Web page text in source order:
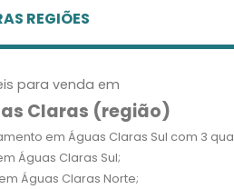
REGIÕES
para venda em
Claras (região)
em Águas Claras Sul com 3
Águas Claras Sul;
Águas Claras Norte;